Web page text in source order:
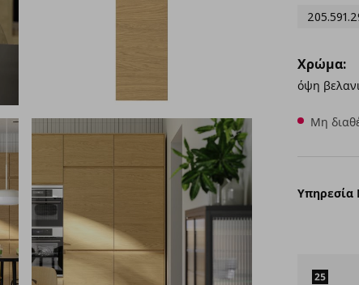
Χρώμα:
όψη
Μη
Υπηρεσία